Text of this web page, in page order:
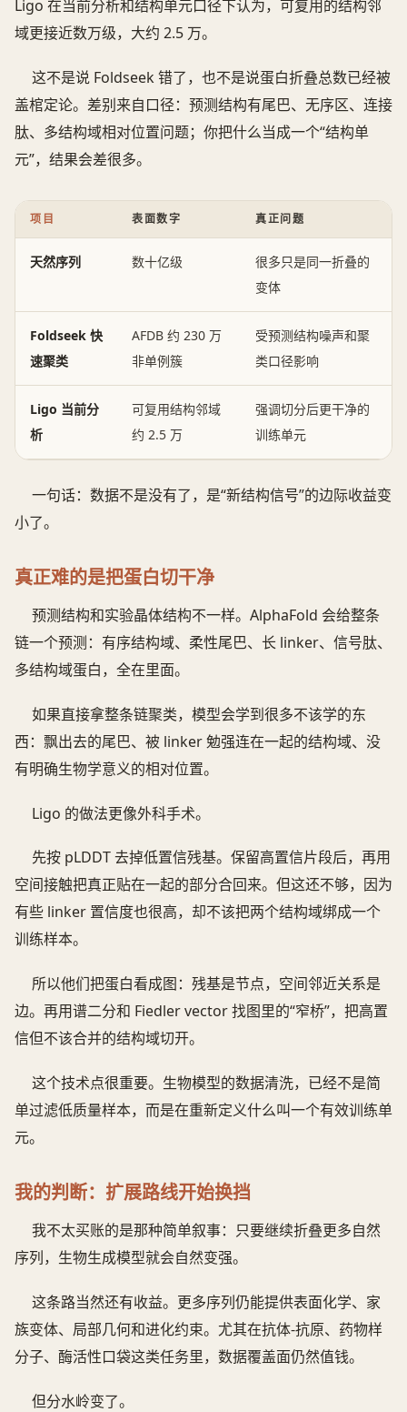
Ligo 在当前分析和结构单元口径下认为，可复用的结构邻
域更接近数万级，大约 2.5 万。
这不是说 Foldseek 错了，也不是说蛋白折叠总数已经被
盖棺定论。差别来自口径：预测结构有尾巴、无序区、连接
肽、多结构域相对位置问题；你把什么当成一个“结构单
元”，结果会差很多。
项目 表面数字 真正问题
天然序列 数十亿级
很多只是同一折叠的
变体
Foldseek 快
速聚类
AFDB 约 230 万
非单例簇
受预测结构噪声和聚
类口径影响
Ligo 当前分
析
可复用结构邻域
约 2.5 万
强调切分后更干净的
训练单元
一句话：数据不是没有了，是“新结构信号”的边际收益变
小了。
真正难的是把蛋白切干净
预测结构和实验晶体结构不一样。AlphaFold 会给整条
链一个预测：有序结构域、柔性尾巴、长 linker、信号肽、
多结构域蛋白，全在里面。
如果直接拿整条链聚类，模型会学到很多不该学的东
西：飘出去的尾巴、被 linker 勉强连在一起的结构域、没
有明确生物学意义的相对位置。
Ligo 的做法更像外科手术。
先按 pLDDT 去掉低置信残基。保留高置信片段后，再用
空间接触把真正贴在一起的部分合回来。但这还不够，因为
有些 linker 置信度也很高，却不该把两个结构域绑成一个
训练样本。
所以他们把蛋白看成图：残基是节点，空间邻近关系是
边。再用谱二分和 Fiedler vector 找图里的“窄桥”，把高置
信但不该合并的结构域切开。
这个技术点很重要。生物模型的数据清洗，已经不是简
单过滤低质量样本，而是在重新定义什么叫一个有效训练单
元。
我的判断：扩展路线开始换挡
我不太买账的是那种简单叙事：只要继续折叠更多自然
序列，生物生成模型就会自然变强。
这条路当然还有收益。更多序列仍能提供表面化学、家
族变体、局部几何和进化约束。尤其在抗体-抗原、药物样
分子、酶活性口袋这类任务里，数据覆盖面仍然值钱。
但分水岭变了。